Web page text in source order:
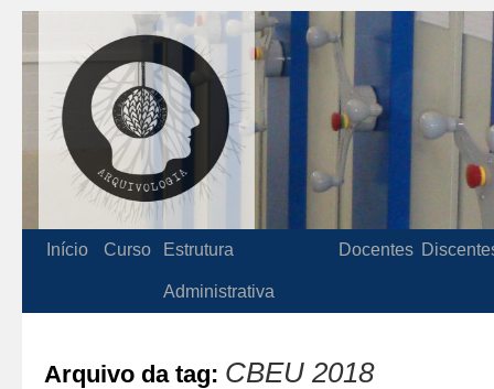
Início Curso Estrutura
Administrativa
Docentes
Arquivo da tag: CBEU 2018